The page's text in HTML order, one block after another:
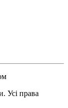
Усі права